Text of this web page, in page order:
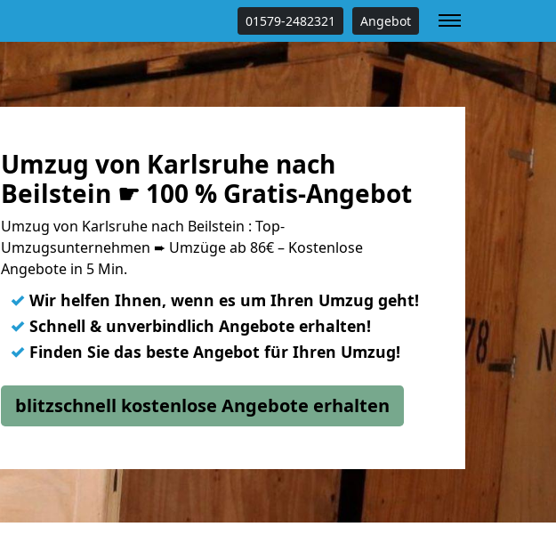
01579-2482321 Angebot
Umzug von Karlsruhe nach
Beilstein ☛ 100 % Gratis-Angebot
Umzug von Karlsruhe nach Beilstein : Top-
Umzugsunternehmen ➨ Umzüge ab 86€ – Kostenlose
Angebote in 5 Min.
✓ Wir helfen Ihnen, wenn es um Ihren Umzug geht!
✓ Schnell & unverbindlich Angebote erhalten!
✓ Finden Sie das beste Angebot für Ihren Umzug!
blitzschnell kostenlose Angebote erhalten